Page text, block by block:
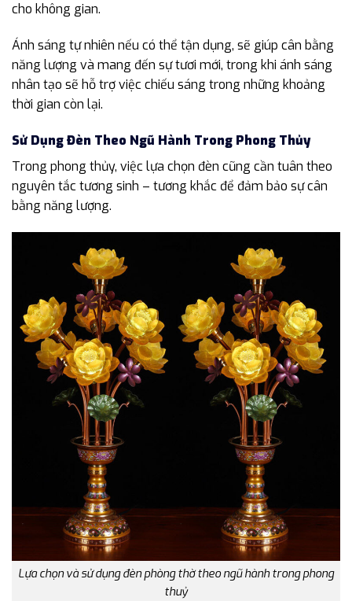
cho không gian.
Ánh sáng tự nhiên nếu có thể tận dụng, sẽ giúp cân bằng
năng lượng và mang đến sự tươi mới, trong khi ánh sáng
nhân tạo sẽ hỗ trợ việc chiếu sáng trong những khoảng
thời gian còn lại.
Sử Dụng Đèn Theo Ngũ Hành Trong Phong Thủy
Trong phong thủy, việc lựa chọn đèn cũng cần tuân theo
nguyên tắc tương sinh – tương khắc để đảm bảo sự cân
bằng năng lượng.
Lựa chọn và sử dụng đèn phòng thờ theo ngũ hành trong phong
thuỷ